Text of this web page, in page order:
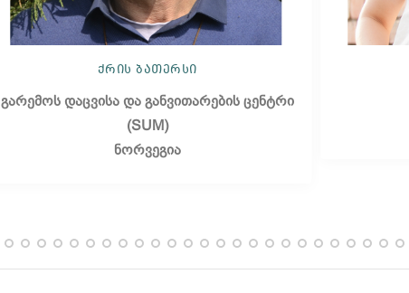
ქრის ბათერსი
გარემოს დაცვისა და განვითარების ცენტრი
(SUM)
ნორვეგია